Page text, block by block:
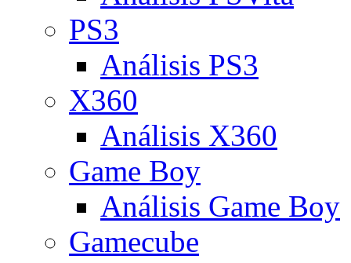
PS3
Análisis PS3
X360
Análisis X360
Game Boy
Análisis Game Boy
Gamecube